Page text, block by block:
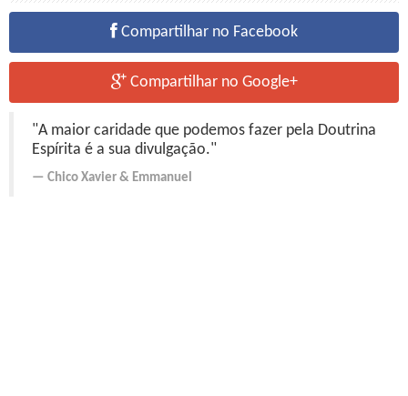
Compartilhar no Facebook
Compartilhar no Google+
"A maior caridade que podemos fazer pela Doutrina
Espírita é a sua divulgação."
Chico Xavier & Emmanuel